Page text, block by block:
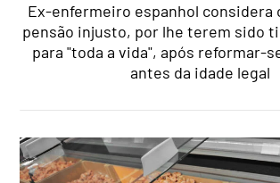
Ex-enfermeiro espanhol considera
pensão injusto, por lhe terem sido
para "toda a vida", após reformar-
antes da idade legal